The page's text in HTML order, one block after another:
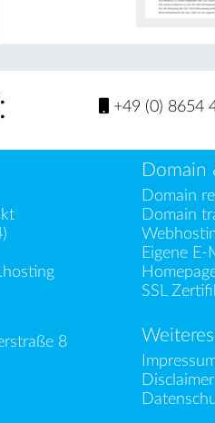
+49 (0) 8654
8
Domain
Domain
Eigene E-
SSL
Disclaimer